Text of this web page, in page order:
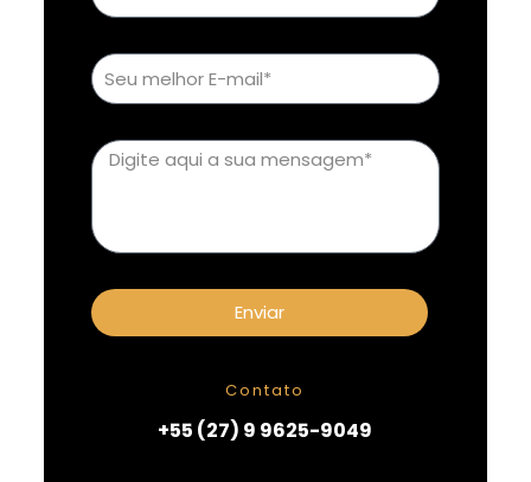
Enviar
Contato
+55 (27) 9 9625-9049